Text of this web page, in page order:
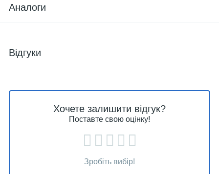
Аналоги
Відгуки
Хочете залишити відгук?
Поставте свою оцінку!
Зробіть вибір!